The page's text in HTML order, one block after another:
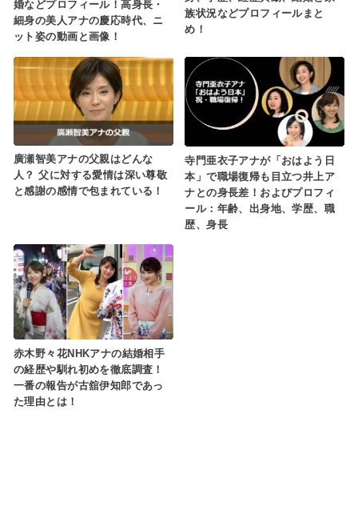
婚などプロフィール！高身長・
細身の美人アナの慶応時代、ニ
ット姿の動画と画像！
族状況などプロフィールまと
め！
廣瀬智美アナの父親はどんな
人？ 父に対する愛情は深い尊敬
と感謝の感情で包まれている！
寺門亜衣子アナが「おはよう日
本」で職場復帰も目立つ井上ア
ナとの身長差！およびプロフィ
ール：年齢、出身地、学歴、職
歴、身長
赤木野々花NHKアナの結婚相手
の経歴や馴れ初めを徹底調査！
一番の報告が古舘伊知郎であっ
た理由とは！